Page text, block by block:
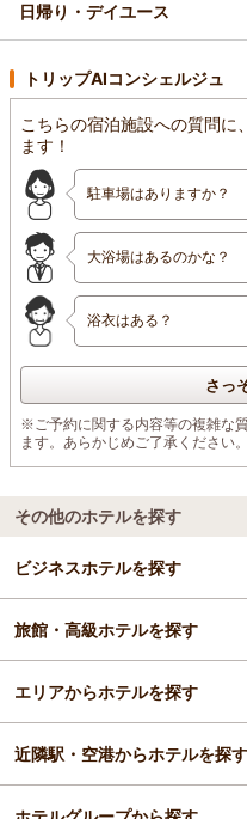
日帰り・デイユース
トリップAIコンシェルジュ
こちらの宿泊施設への質問に
ます！
駐車場はありますか？
大浴場はあるのかな？
浴衣はある？
さっ
※ご予約に関する内容等の複雑な
ます。あらかじめご了承ください。
その他のホテルを探す
ビジネスホテルを探す
京都府
祇園・東山・北白川周辺
北山・宝ヶ池
旅館・高級ホテルを探す
京都府
エリアからホテルを探す
京都府
近隣駅・空港からホテルを探す